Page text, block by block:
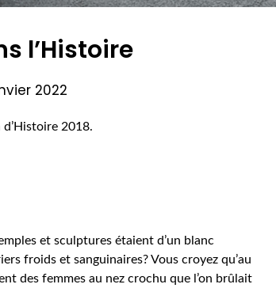
l’Histoire
2022
d’Histoire 2018.
et sculptures étaient d’un blanc
froids et sanguinaires? Vous croyez qu’au
des femmes au nez crochu que l’on brûlait